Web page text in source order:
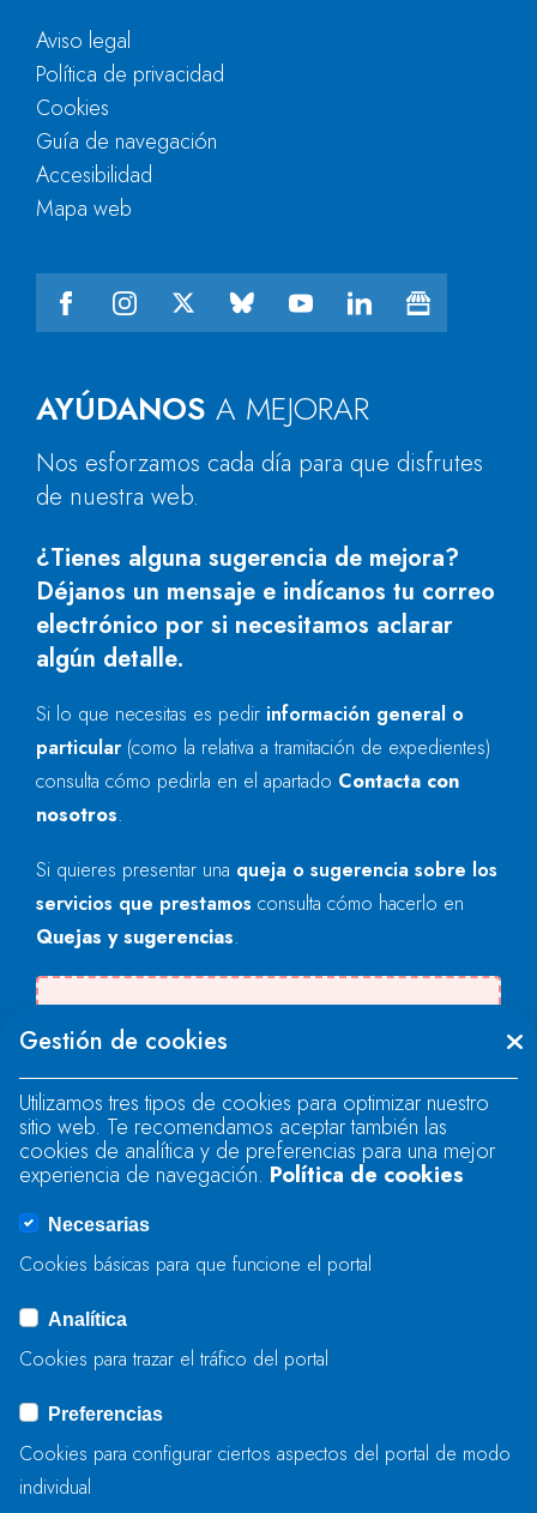
AYÚDANOS A MEJORAR
Nos esforzamos cada día para que disfrutes
de nuestra web.
¿Tienes alguna sugerencia de mejora?
Déjanos un mensaje e indícanos tu correo
electrónico por si necesitamos aclarar
algún detalle.
Si lo que necesitas es pedir información general o
particular (como la relativa a tramitación de expedientes)
consulta cómo pedirla en el apartado Contacta con
nosotros.
Si quieres presentar una queja o sugerencia sobre los
servicios que prestamos consulta cómo hacerlo en
Quejas y sugerencias.
"text".
Se produjo un error al cargar el campo
"text".
Se produjo un error al cargar el campo
ENVIAR
Aviso legal
Política de privacidad
Cookies
Guía de navegación
Accesibilidad
Mapa web
Gestión de cookies
Utilizamos tres tipos de cookies para optimizar nuestro
sitio web. Te recomendamos aceptar también las
cookies de analítica y de preferencias para una mejor
experiencia de navegación. Política de cookies
Necesarias
Cookies básicas para que funcione el portal
Analítica
Cookies para trazar el tráfico del portal
Preferencias
Cookies para configurar ciertos aspectos del portal de modo
individual